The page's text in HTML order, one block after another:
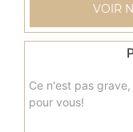
nordique
Base crème
VOIR
Ce n'est pas
pour vous!